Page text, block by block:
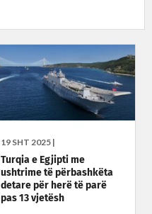
19 SHT 2025 |
Turqia e Egjipti me
ushtrime të përbashkëta
detare për herë të parë
pas 13 vjetësh